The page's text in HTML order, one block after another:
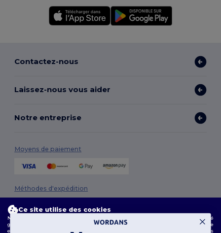
Contactez-nous
Laissez-nous vous aider
Notre entreprise
Moyens de paiement
Méthodes d'expédition
Ce site utilise des cookies
Notre site web utilise des cookies propriétaires et tiers pour améliorer la fonctionnalité
globale, mémoriser vos préférences, analyser les performances du site et garantir une
expérience de navigation fluide et personnalisée, y compris du contenu adapté, des